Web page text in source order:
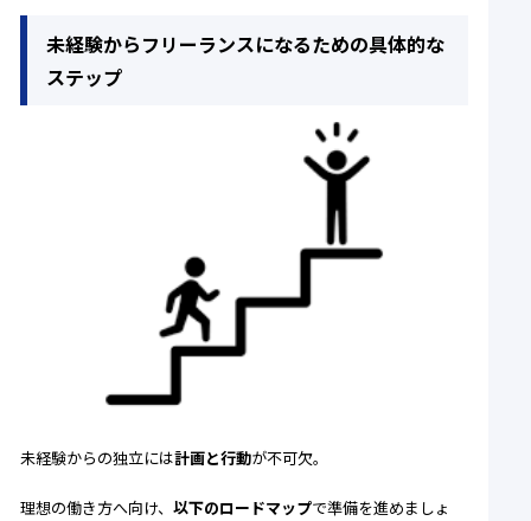
未経験からフリーランスになるための具体的な
ステップ
未経験からの独立には計画と行動が不可欠。
理想の働き方へ向け、以下のロードマップで準備を進めましょ